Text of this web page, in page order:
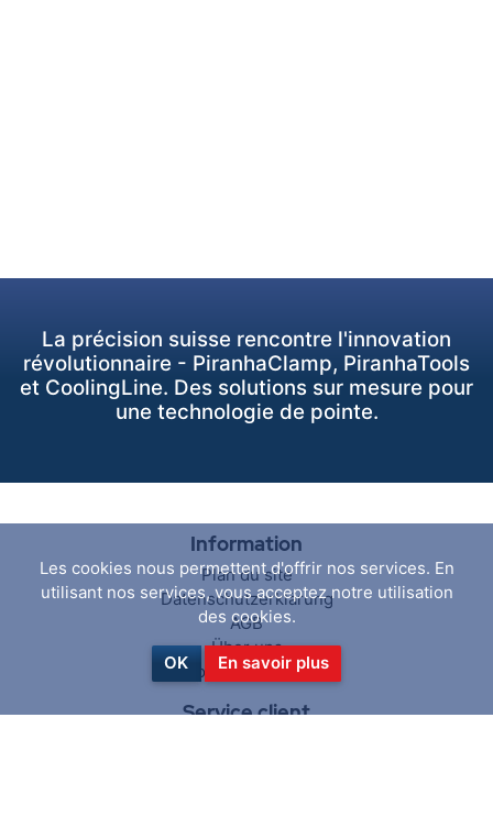
La précision suisse rencontre l'innovation
révolutionnaire - PiranhaClamp, PiranhaTools
et CoolingLine. Des solutions sur mesure pour
une technologie de pointe.
Information
Plan du site
Datenschutzerklärung
AGB
Über uns
Contactez-nous
Service client
Les cookies nous permettent d'offrir nos services. En
utilisant nos services, vous acceptez notre utilisation
des cookies.
OK En savoir plus